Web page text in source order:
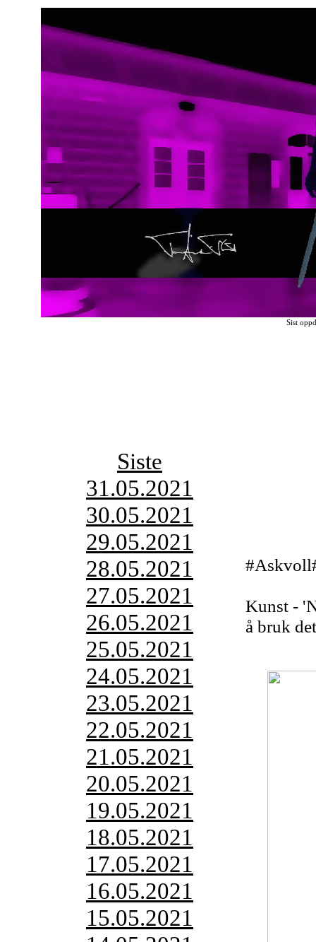
Sist
Siste
31.05.2021
30.05.2021
29.05.2021
28.05.2021
27.05.2021
26.05.2021
25.05.2021
24.05.2021
23.05.2021
22.05.2021
21.05.2021
20.05.2021
19.05.2021
18.05.2021
17.05.2021
16.05.2021
15.05.2021
Kunst -
å bruk